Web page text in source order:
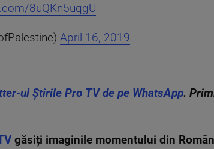
8uQKn5uqgU
April 16, 2019
ul Știrile Pro TV de pe WhatsApp.
găsiți imaginile momentului din